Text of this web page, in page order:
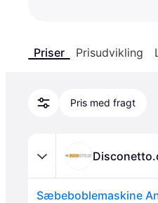
Priser Prisudvikling
Pris med fragt
Sæbeboblemaskine